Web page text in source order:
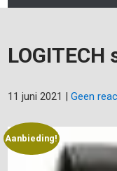
11 juni 2021 |Geen
Aanbieding!